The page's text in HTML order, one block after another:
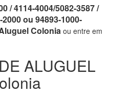
/ 4114-4004/5082-3587 /
ou 94893-1000-
Colonia ou entre em
ALUGUEL